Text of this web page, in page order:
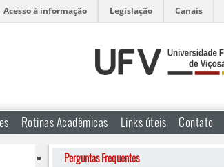
Acesso à informação Legislação Canais
Rotinas Acadêmicas Links úteis Contato
Perguntas Frequentes